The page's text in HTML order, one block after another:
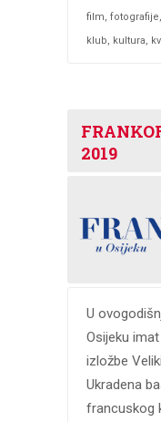
film fotografije
klub
kultura
2019
U
Osijeku
izložbe
Ukradena
francuskog